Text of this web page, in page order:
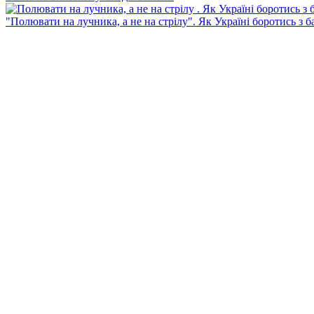
"Полювати на лучника, а не на стрілу". Як Україні боротись з